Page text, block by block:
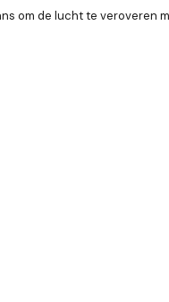
om de lucht te veroveren